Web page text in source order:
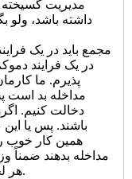
مدیریت گسیخته
داشته باشد، ولو
مجمع باید در یک
در یک فرایند
پذیرم. ما
مداخله بد است
دخالت کنیم.
باشند. پس یا
همین کار خوب
مداخله بدهند ضمناً
هر لحظه پول می*خواهند از آن بگیرند و بروند.